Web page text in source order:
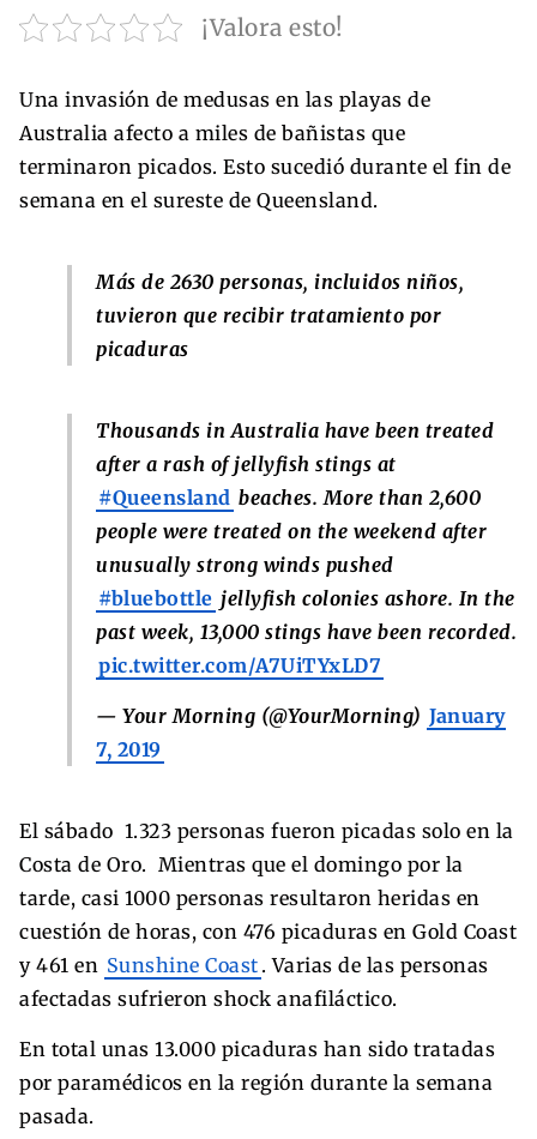
¡Valora esto!
Una invasión de medusas en las playas de
Australia afecto a miles de bañistas que
terminaron picados. Esto sucedió durante el fin de
semana en el sureste de Queensland.
Más de 2630 personas, incluidos niños,
tuvieron que recibir tratamiento por
picaduras
Thousands in Australia have been treated
after a rash of jellyfish stings at
#Queensland beaches. More than 2,600
people were treated on the weekend after
unusually strong winds pushed
#bluebottle jellyfish colonies ashore. In the
past week, 13,000 stings have been recorded.
pic.twitter.com/A7UiTYxLD7
— Your Morning (@YourMorning) January
7, 2019
El sábado 1.323 personas fueron picadas solo en la
Costa de Oro. Mientras que el domingo por la
tarde, casi 1000 personas resultaron heridas en
cuestión de horas, con 476 picaduras en Gold Coast
y 461 en Sunshine Coast . Varias de las personas
afectadas sufrieron shock anafiláctico.
En total unas 13.000 picaduras han sido tratadas
por paramédicos en la región durante la semana
pasada.